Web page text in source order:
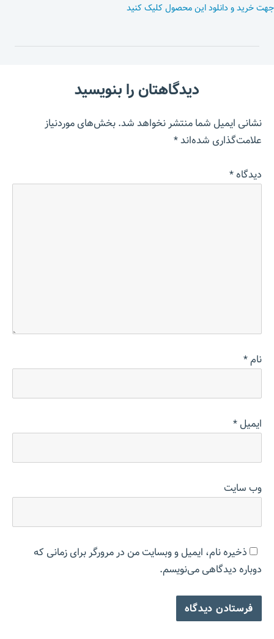
جهت خرید و دانلود این محصول کلیک کنید
دیدگاهتان را بنویسید
نشانی ایمیل شما منتشر نخواهد شد.بخش‌های موردنیاز
علامت‌گذاری شده‌اند*
دیدگاه*
نام*
ایمیل*
وب‌ سایت
ذخیره نام، ایمیل و وبسایت من در مرورگر برای زمانی که
دوباره دیدگاهی می‌نویسم.